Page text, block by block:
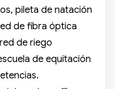
pileta de natación
de fibra óptica
de riego
de equitación